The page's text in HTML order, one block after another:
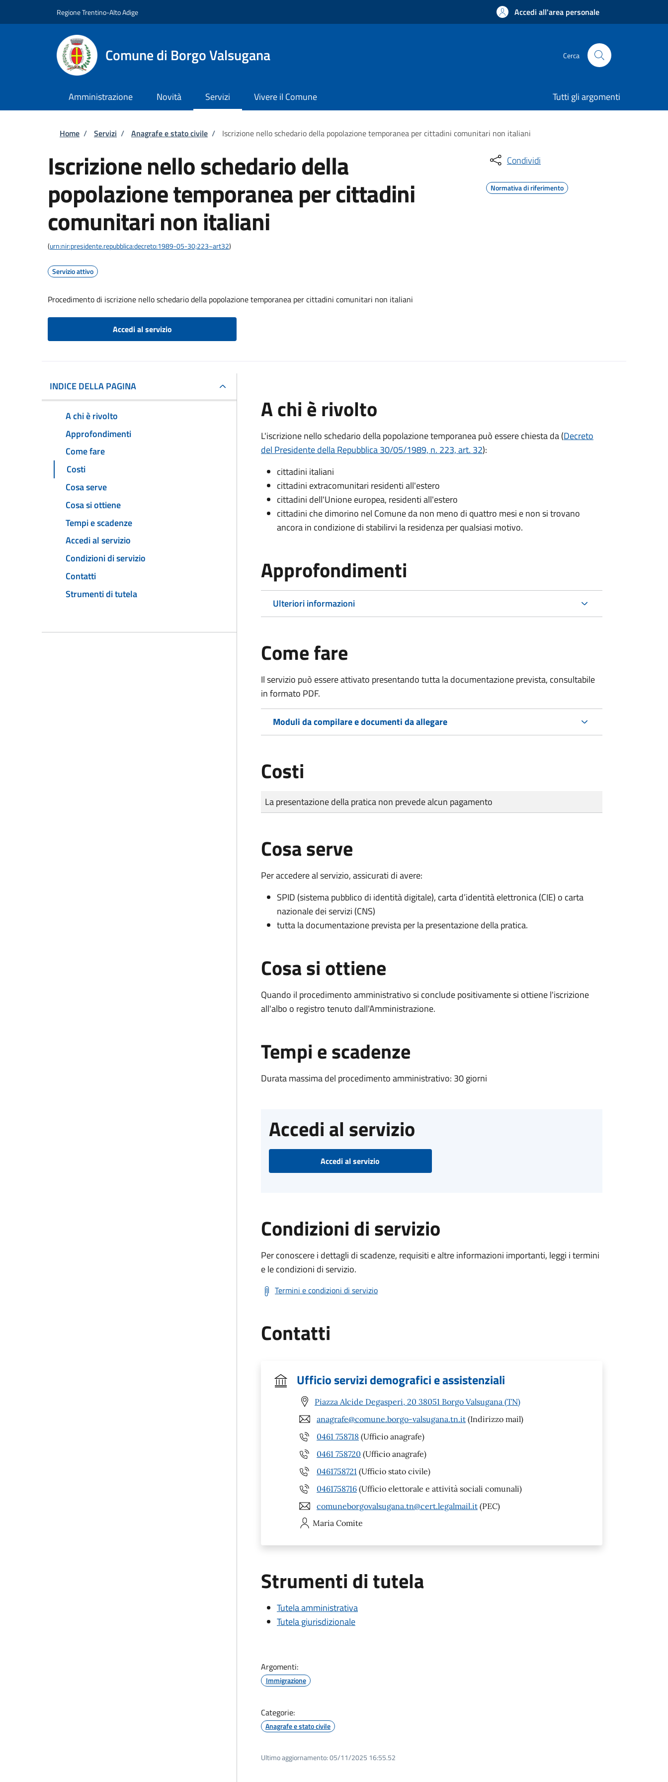
Regione Trentino-Alto Adige Accedi all'area personale
Comune di Borgo Valsugana Cerca
Amministrazione Novità Servizi Vivere il Comune Tutti gli argomenti
Briciole di pane
Home / Servizi / Anagrafe e stato civile / Iscrizione nello schedario della popolazione temporanea per cittadini comunitari non italiani
Iscrizione nello schedario della
popolazione temporanea per cittadini
comunitari non italiani
(urn:nir:presidente.repubblica:decreto:1989-05-30;223~art32)
Servizio attivo
Procedimento di iscrizione nello schedario della popolazione temporanea per cittadini comunitari non italiani
Accedi al servizio
Condividi
Normativa di riferimento
INDICE DELLA PAGINA
A chi è rivolto
Approfondimenti
Come fare
Costi
Cosa serve
Cosa si ottiene
Tempi e scadenze
Accedi al servizio
Condizioni di servizio
Contatti
Strumenti di tutela
A chi è rivolto
L'iscrizione nello schedario della popolazione temporanea può essere chiesta da (Decreto
del Presidente della Repubblica 30/05/1989, n. 223, art. 32):
cittadini italiani
cittadini extracomunitari residenti all'estero
cittadini dell'Unione europea, residenti all'estero
cittadini che dimorino nel Comune da non meno di quattro mesi e non si trovano
ancora in condizione di stabilirvi la residenza per qualsiasi motivo.
Approfondimenti
Ulteriori informazioni
Come fare
Il servizio può essere attivato presentando tutta la documentazione prevista, consultabile
in formato PDF.
Moduli da compilare e documenti da allegare
Costi
Tipo di pagamento
Importo
La presentazione della pratica non prevede alcun pagamento
Cosa serve
Per accedere al servizio, assicurati di avere:
SPID (sistema pubblico di identità digitale), carta d’identità elettronica (CIE) o carta
nazionale dei servizi (CNS)
tutta la documentazione prevista per la presentazione della pratica.
Cosa si ottiene
Quando il procedimento amministrativo si conclude positivamente si ottiene l'iscrizione
all'albo o registro tenuto dall'Amministrazione.
Tempi e scadenze
Durata massima del procedimento amministrativo: 30 giorni
Accedi al servizio
Accedi al servizio
Condizioni di servizio
Per conoscere i dettagli di scadenze, requisiti e altre informazioni importanti, leggi i termini
e le condizioni di servizio.
Termini e condizioni di servizio
Contatti
Ufficio servizi demografici e assistenziali
Piazza Alcide Degasperi, 20 38051 Borgo Valsugana (TN)
anagrafe@comune.borgo-valsugana.tn.it (Indirizzo mail)
0461 758718 (Ufficio anagrafe)
0461 758720 (Ufficio anagrafe)
0461758721 (Ufficio stato civile)
0461758716 (Ufficio elettorale e attività sociali comunali)
comuneborgovalsugana.tn@cert.legalmail.it (PEC)
Maria Comite
Strumenti di tutela
Tutela amministrativa
Tutela giurisdizionale
Argomenti:
Immigrazione
Categorie:
Anagrafe e stato civile
Ultimo aggiornamento:05/11/2025 16:55.52